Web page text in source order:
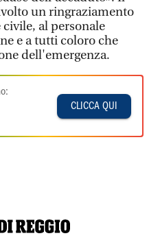
un ringraziamento
al personale
e a tutti coloro che
dell'emergenza.
CLICCA QUI